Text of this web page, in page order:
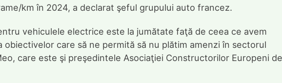
km în 2024, a declarat şeful grupului auto francez.
vehiculele electrice este la jumătate faţă de ceea ce avem
care să ne permită să nu plătim amenzi în sectorul
care este şi preşedintele Asociaţiei Constructorilor Europeni de